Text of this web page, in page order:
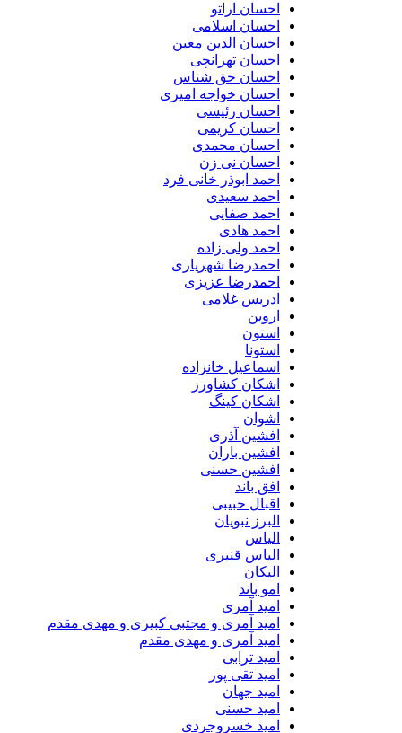
احسان اراتو
احسان اسلامی
احسان الدین معین
احسان تهرانچی
احسان حق شناس
احسان خواجه امیری
احسان رئیسی
احسان کریمی
احسان محمدی
احسان نی زن
احمد ابوذر خانی فرد
احمد سعیدی
احمد صفایی
احمد هادی
احمد ولی زاده
احمدرضا شهریاری
احمدرضا عزیزی
ادریس غلامی
اسماعیل خانزاده
اشکان کشاورز
اشکان کینگ
افشین آذری
افشین باران
افشین حسنی
افق باند
اقبال حبیبی
البرز نبویان
الیاس قنبرى
امو باند
امید آمری
امید آمری و مجتبی کبیری و مهدى مقدم
امید آمری و مهدی مقدم
امید ترابی
امید تقی پور
امید جهان
امید حسنی
امید خسروجردی